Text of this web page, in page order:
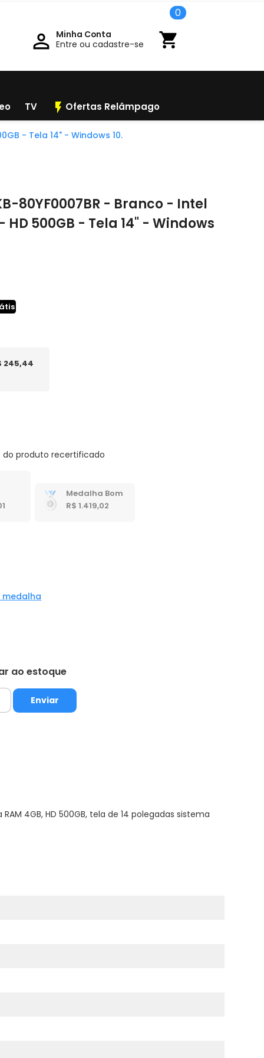
 Minha Conta
Entre ou cadastre-se
shopping_cart
0
TV flash_on Ofertas Relâmpago
- Tela 14" - Windows 10.
80YF0007BR - Branco - Intel
HD 500GB - Tela 14" - Windows
245,44
do produto recertificado
Medalha Bom
R$ 1.419,02
medalha
ao estoque
4GB, HD 500GB, tela de 14 polegadas sistema